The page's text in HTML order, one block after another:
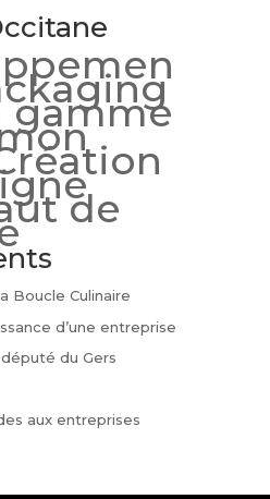
gamme
de
Boucle Culinaire
d’une entreprise
du Gers
aux entreprises